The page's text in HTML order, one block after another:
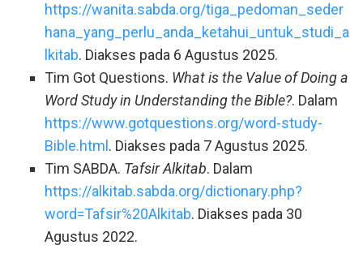
https://wanita.sabda.org/tiga_pedoman_seder
hana_yang_perlu_anda_ketahui_untuk_studi_a
lkitab. Diakses pada 6 Agustus 2025.
Tim Got Questions. What is the Value of Doing a
Word Study in Understanding the Bible?. Dalam
https://www.gotquestions.org/word-study-
Bible.html . Diakses pada 7 Agustus 2025.
Tim SABDA. Tafsir Alkitab. Dalam
https://alkitab.sabda.org/dictionary.php?
word=Tafsir%20Alkitab. Diakses pada 30
Agustus 2022.